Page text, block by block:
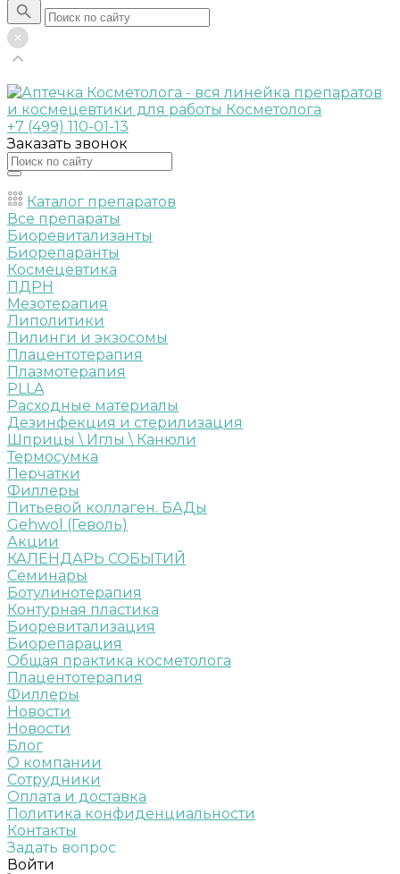
+7 (499) 110-01-13
Заказать звонок
Каталог препаратов
Все препараты
Биоревитализанты
Биорепаранты
Космецевтика
ПДРН
Мезотерапия
Липолитики
Пилинги и экзосомы
Плацентотерапия
Плазмотерапия
PLLA
Расходные материалы
Дезинфекция и стерилизация
Шприцы \ Иглы \ Канюли
Термосумка
Перчатки
Филлеры
Питьевой коллаген. БАДы
Gehwol (Геволь)
Акции
КАЛЕНДАРЬ СОБЫТИЙ
Семинары
Ботулинотерапия
Контурная пластика
Биоревитализация
Биорепарация
Общая практика косметолога
Плацентотерапия
Филлеры
Новости
Новости
Блог
О компании
Сотрудники
Оплата и доставка
Политика конфиденциальности
Контакты
Задать вопрос
Войти